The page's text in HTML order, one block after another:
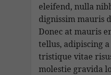
eleifend, nulla
dignissim mauris
Donec at mauris
tellus, adipiscing
tristique vitae
molestie gravida